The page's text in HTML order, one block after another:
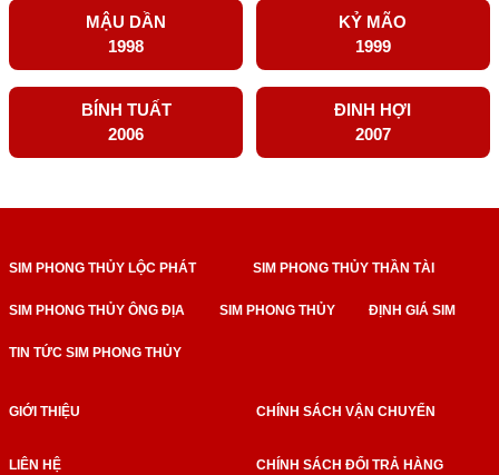
MẬU DẦN
1998
KỶ MÃO
1999
BÍNH TUẤT
2006
ĐINH HỢI
2007
SIM PHONG THỦY LỘC PHÁT SIM PHONG THỦY THẦN TÀI
SIM PHONG THỦY ÔNG ĐỊA SIM PHONG THỦY ĐỊNH GIÁ SIM
TIN TỨC SIM PHONG THỦY
GIỚI THIỆU
LIÊN HỆ
CHÍNH SÁCH VẬN CHUYỂN
CHÍNH SÁCH ĐỔI TRẢ HÀNG